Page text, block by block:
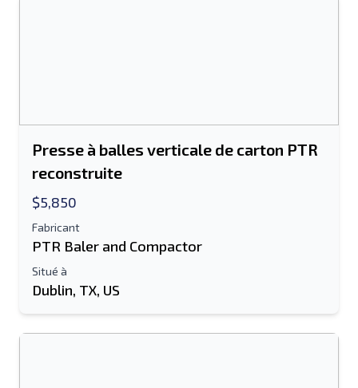
Presse à balles verticale de carton PTR
reconstruite
$5,850
Fabricant
PTR Baler and Compactor
Situé à
Dublin, TX, US